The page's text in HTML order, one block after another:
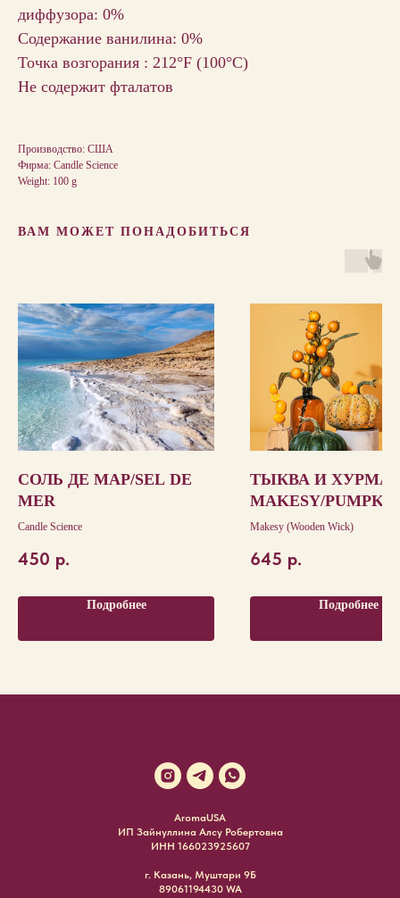
диффузора: 0%
Содержание ванилина: 0%
Точка возгорания : 212°F (100°С)
Не содержит фталатов
Производство: США
Фирма: Candle Science
Weight: 100 g
ВАМ МОЖЕТ ПОНАДОБИТЬСЯ
СОЛЬ ДЕ МАР/SEL DE
MER
Candle Science
450 р.
Подробнее
ТЫКВА И ХУРМА
MAKESY/
PERSIMMON
Makesy (Wooden Wick)
645 р.
Подробнее
AromaUSA
ИП Зайнуллина Алсу Робертовна
ИНН 166023925607
г. Казань, Муштари 9Б
89061194430 WA